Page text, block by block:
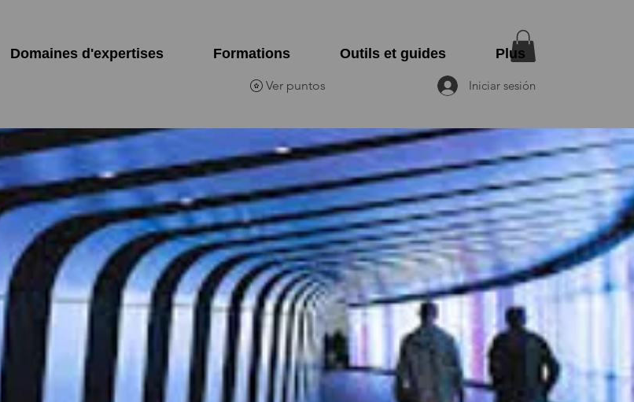
Iniciar sesión
Ver puntos
Domaines d'expertises Formations Outils et guides Plus